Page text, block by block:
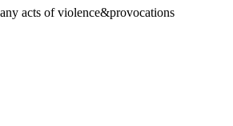
acts of violence&provocations